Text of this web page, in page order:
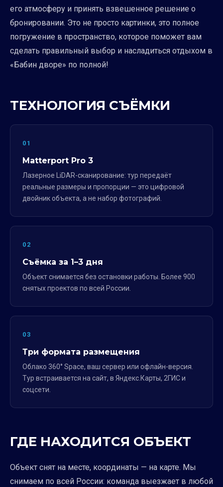
его атмосферу и принять взвешенное решение о
бронировании. Это не просто картинки, это полное
погружение в пространство, которое поможет вам
сделать правильный выбор и насладиться отдыхом в
«Бабин дворе» по полной!
ТЕХНОЛОГИЯ СЪЁМКИ
01
Matterport Pro 3
Лазерное LiDAR-сканирование: тур передаёт
реальные размеры и пропорции — это цифровой
двойник объекта, а не набор фотографий.
02
Съёмка за 1–3 дня
Объект снимается без остановки работы. Более 900
снятых проектов по всей России.
03
Три формата размещения
Облако 360° Space, ваш сервер или офлайн-версия.
Тур встраивается на сайт, в Яндекс.Карты, 2ГИС и
соцсети.
ГДЕ НАХОДИТСЯ ОБЪЕКТ
Объект снят на месте, координаты — на карте. Мы
снимаем по всей России: команда выезжает в любой